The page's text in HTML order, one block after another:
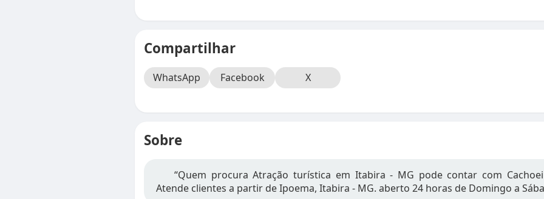
Compartilhar
WhatsApp Facebook X
Sobre
“Quem procura Atração turística em Itabira - MG pode contar com
Atende clientes a partir de Ipoema, Itabira - MG. aberto 24 horas de Domingo a